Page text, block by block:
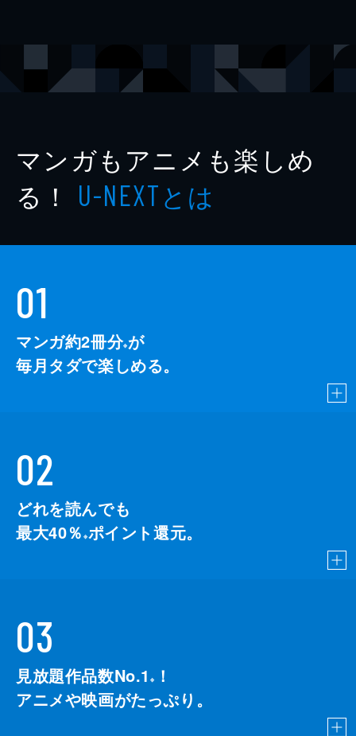
レーベル ハヤカワ・ミステリ文庫
マンガもアニメも楽しめ
る！ U-NEXTとは
01
マンガ約2冊分※が
毎月タダで楽しめる。
02
どれを読んでも
最大40％ ※ポイント還元。
03
見放題作品数No.1 ※
！
アニメや映画がたっぷり。